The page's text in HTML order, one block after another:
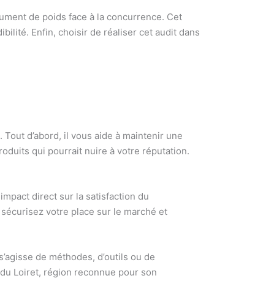
de poids face à la concurrence. Cet
Enfin, choisir de réaliser cet audit dans
d’abord, il vous aide à maintenir une
qui pourrait nuire à votre réputation.
direct sur la satisfaction du
votre place sur le marché et
de méthodes, d’outils ou de
Loiret, région reconnue pour son